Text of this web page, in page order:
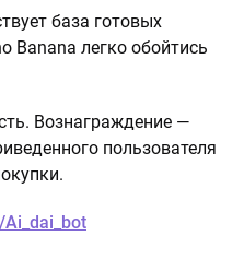
база готовых
Banana легко обойтись
Вознаграждение —
пользователя